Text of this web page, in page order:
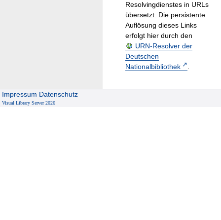
Resolvingdienstes in URLs
übersetzt. Die persistente
Auflösung dieses Links
erfolgt hier durch den
URN-Resolver der
Deutschen
Nationalbibliothek
.
Impressum Datenschutz
Visual Library Server 2026